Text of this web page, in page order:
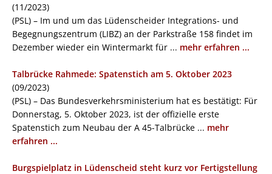
(11/2023)
(PSL) – Im und um das Lüdenscheider Integrations- und
Begegnungszentrum (LIBZ) an der Parkstraße 158 findet im
Dezember wieder ein Wintermarkt für ... mehr erfahren ...
Talbrücke Rahmede: Spatenstich am 5. Oktober 2023
(09/2023)
(PSL) – Das Bundesverkehrsministerium hat es bestätigt: Für
Donnerstag, 5. Oktober 2023, ist der offizielle erste
Spatenstich zum Neubau der A 45-Talbrücke ... mehr
erfahren ...
Burgspielplatz in Lüdenscheid steht kurz vor Fertigstellung